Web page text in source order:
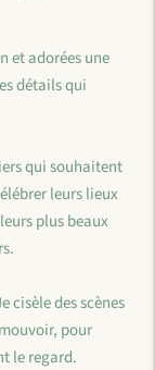
et adorées une
détails qui
qui souhaitent
leurs lieux
plus beaux
cisèle des scènes
pour
le regard.